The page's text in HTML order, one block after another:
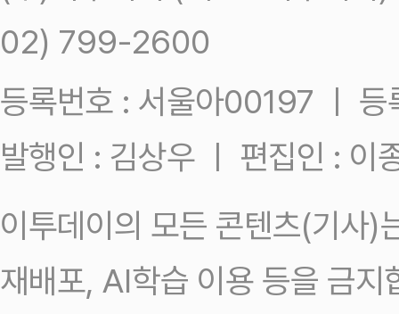
02) 799-2600
등록번호 : 서울아00197 ㅣ
발행인 : 김상우 ㅣ 편집인 : 이
이투데이의 모든 콘텐츠(기사)
재배포, AI학습 이용 등을 금지